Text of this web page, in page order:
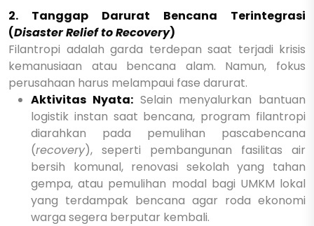
2. Tanggap Darurat Bencana Terintegrasi
(Disaster Relief to Recovery)
Filantropi adalah garda terdepan saat terjadi krisis
kemanusiaan atau bencana alam. Namun, fokus
perusahaan harus melampaui fase darurat.
Aktivitas Nyata:Selain menyalurkan bantuan
logistik instan saat bencana, program filantropi
diarahkan pada pemulihan pascabencana
(recovery), seperti pembangunan fasilitas air
bersih komunal, renovasi sekolah yang tahan
gempa, atau pemulihan modal bagi UMKM lokal
yang terdampak bencana agar roda ekonomi
warga segera berputar kembali.